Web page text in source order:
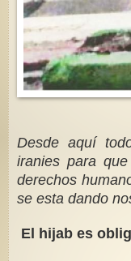
Desde aquí
iranies para
derechos
se esta dando
El hijab es